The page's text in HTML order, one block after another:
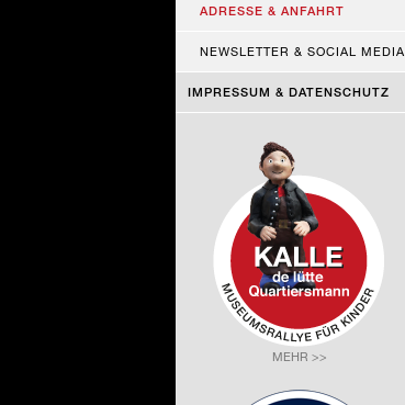
ADRESSE & ANFAHRT
NEWSLETTER & SOCIAL MEDIA
IMPRESSUM & DATENSCHUTZ
MEHR >>